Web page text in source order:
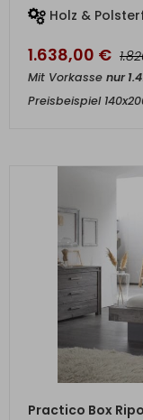
Holz &
1.638,00 €
Mit Vorkasse nur
Preisbeispiel
Practico Box